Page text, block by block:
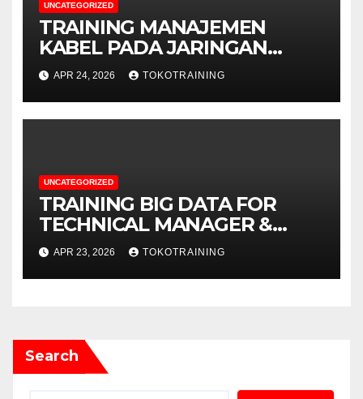
UNCATEGORIZED
TRAINING MANAJEMEN
KABEL PADA JARINGAN
TELEKOMUNIKASI
APR 24, 2026 TOKOTRAINING
UNCATEGORIZED
TRAINING BIG DATA FOR
TECHNICAL MANAGER &
DECISION MAKERS
APR 23, 2026 TOKOTRAINING
Search